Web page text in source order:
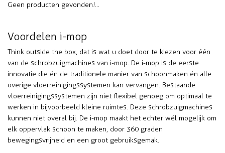
Geen producten gevonden!...
Voordelen i-mop
Think outside the box, dat is wat u doet door te kiezen voor één
van de schrobzuigmachines van i-mop. De i-mop is de eerste
innovatie die én de traditionele manier van schoonmaken én alle
overige vloerreinigingssystemen kan vervangen. Bestaande
vloerreinigingssystemen zijn niet flexibel genoeg om optimaal te
werken in bijvoorbeeld kleine ruimtes. Deze schrobzuigmachines
kunnen niet overal bij. De i-mop maakt het echter wél mogelijk om
elk oppervlak schoon te maken, door 360 graden
bewegingsvrijheid en een groot gebruiksgemak.